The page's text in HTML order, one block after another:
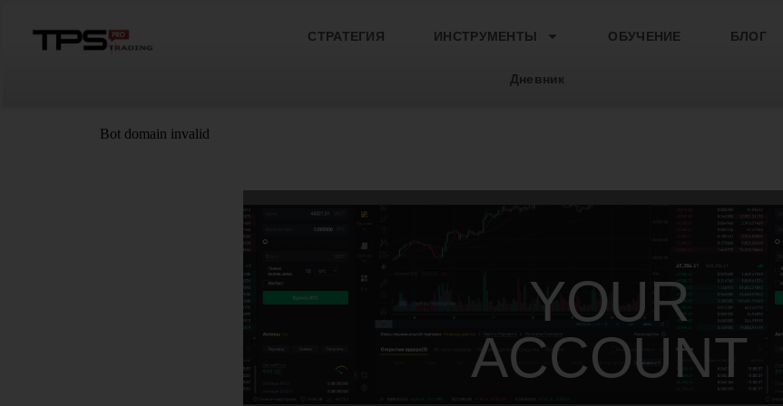
СТРАТЕГИЯ ИНСТРУМЕНТЫ ОБУЧЕНИЕ БЛОГ
Дневник
YOUR
ACCOUNT